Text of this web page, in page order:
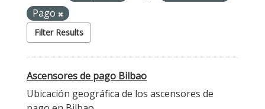
Pago
Filter Results
Ascensores de pago Bilbao
Ubicación geográfica de los ascensores de